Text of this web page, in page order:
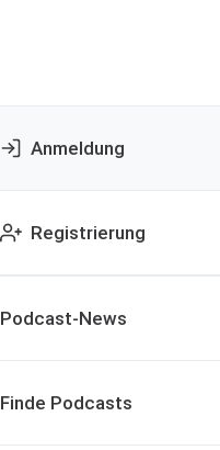
Anmeldung
Registrierung
Podcast-News
Finde Podcasts